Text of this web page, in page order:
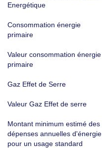
Energétique
Consommation énergie
primaire
Valeur consommation énergie
primaire
Gaz Effet de Serre
Valeur Gaz Effet de serre
Montant minimum estimé des
dépenses annuelles d'énergie
pour un usage standard